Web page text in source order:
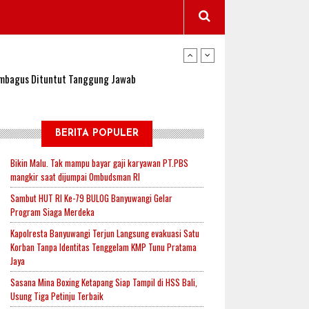
Jadi Lokasi Uji Coba Program NADI JKN
Dituntut Tanggung Jawab
Padi, Proyeksi Hasil Capai 2,4 Ton Gabah
Indonesia.id Perkuat Sinergitas Lewat Ngopi
untuk Mendukung Ketahanan Pangan Nasional
Jadi Lokasi Uji Coba Program NADI JKN
BERITA POPULER
Bikin Malu. Tak mampu bayar gaji karyawan PT.PBS
mangkir saat dijumpai Ombudsman RI
Sambut HUT RI Ke-79 BULOG Banyuwangi Gelar
Program Siaga Merdeka
Kapolresta Banyuwangi Terjun Langsung evakuasi Satu
Korban Tanpa Identitas Tenggelam KMP Tunu Pratama
Jaya
Sasana Mina Boxing Ketapang Siap Tampil di HSS Bali,
Usung Tiga Petinju Terbaik